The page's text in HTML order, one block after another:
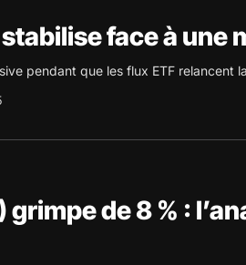
face à
pendant que les flux ETF relancent
grimpe de 8 % :